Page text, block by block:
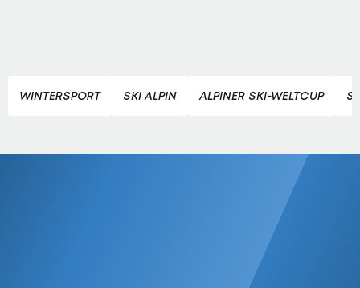
WINTERSPORT SKI ALPIN ALPINER SKI-WELTCUP